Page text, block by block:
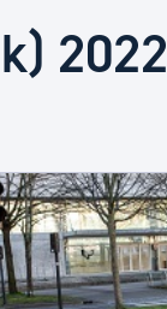
2022